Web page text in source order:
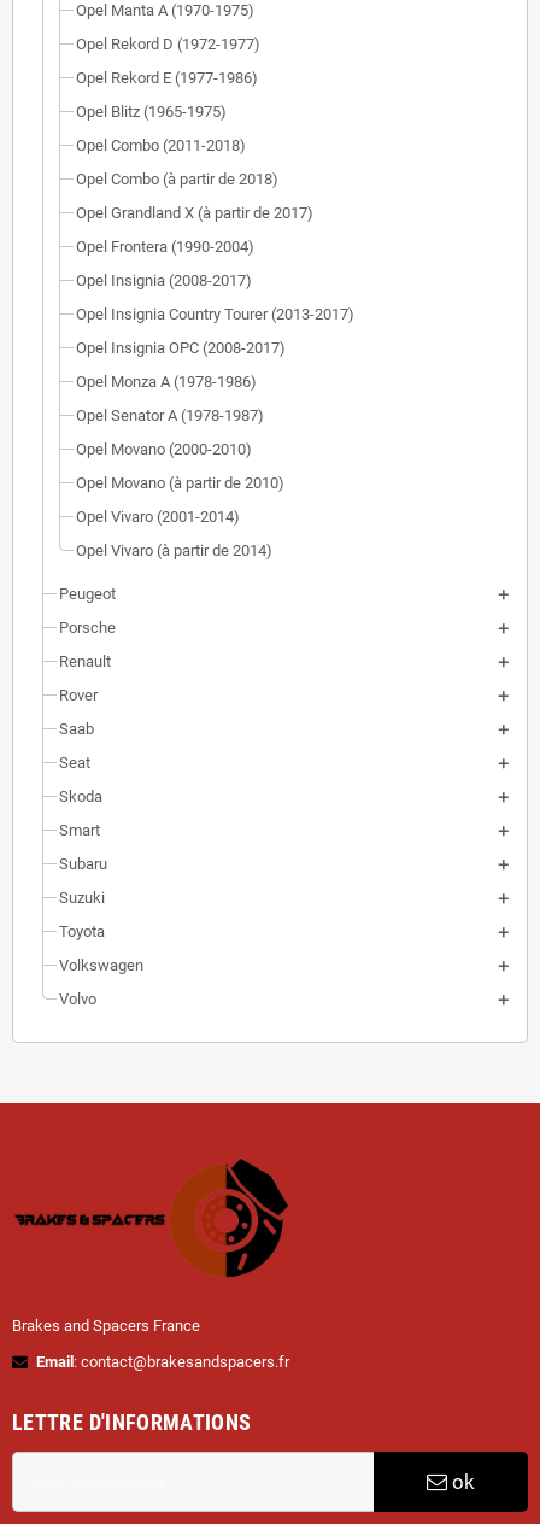
Opel Manta A (1970-1975)
Opel Rekord D (1972-1977)
Opel Rekord E (1977-1986)
Opel Blitz (1965-1975)
Opel Combo (2011-2018)
Opel Combo (à partir de 2018)
Opel Grandland X (à partir de 2017)
Opel Frontera (1990-2004)
Opel Insignia (2008-2017)
Opel Insignia Country Tourer (2013-2017)
Opel Insignia OPC (2008-2017)
Opel Monza A (1978-1986)
Opel Senator A (1978-1987)
Opel Movano (2000-2010)
Opel Movano (à partir de 2010)
Opel Vivaro (2001-2014)
Opel Vivaro (à partir de 2014)
Peugeot
Porsche
Renault
Rover
Saab
Seat
Skoda
Smart
Subaru
Suzuki
Toyota
Volkswagen
Volvo
Brakes and Spacers France
Email : contact@brakesandspacers.fr
LETTRE D'INFORMATIONS
ok